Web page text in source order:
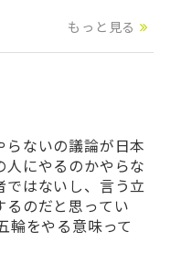
もっと見る
ないの議論が日本
にやるのかやらな
はないし、言う立
のだと思ってい
輪をやる意味って